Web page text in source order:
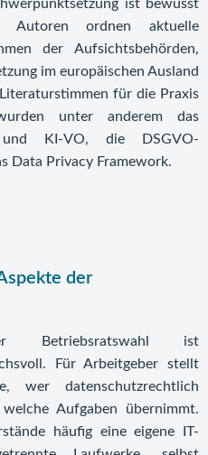
ist bewusst
Autoren ordnen aktuelle
der Aufsichtsbehörden,
im europäischen Ausland
für die Praxis
unter anderem das
KI-VO, die DSGVO-
Data Privacy Framework.
der
Betriebsratswahl ist
Für Arbeitgeber stellt
datenschutzrechtlich
Aufgaben übernimmt.
häufig eine eigene IT-